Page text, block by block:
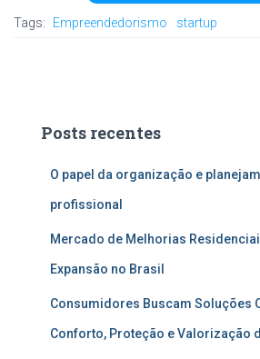
Tags: Empreendedorismo startup
Posts recentes
O papel da organização e
profissional
Mercado de Melhorias
Expansão no Brasil
Consumidores Buscam Soluções
Conforto, Proteção e Valorização